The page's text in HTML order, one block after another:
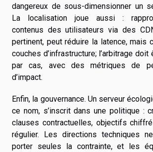
dangereux de sous-dimensionner un
La localisation joue aussi :
contenus des utilisateurs via des
pertinent, peut réduire la latence, mais
couches d’infrastructure; l’arbitrage
par cas, avec des métriques de
d’impact.
Enfin, la gouvernance. Un serveur
ce nom, s’inscrit dans une politique :
clauses contractuelles, objectifs
régulier. Les directions techniques
porter seules la contrainte, et les